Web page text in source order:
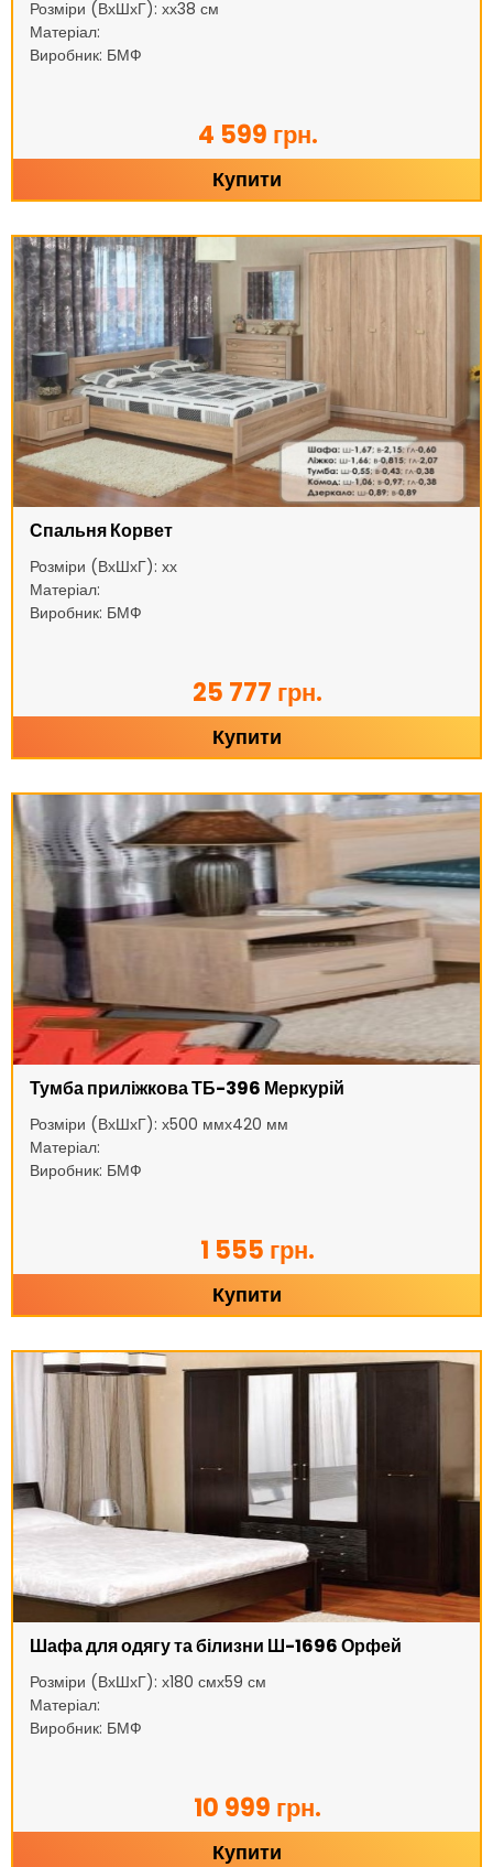
Розміри (ВхШхГ): хх38 см
Матеріал:
Виробник: БМФ
4 599 грн.
Купити
Спальня Корвет
Розміри (ВхШхГ): хх
Матеріал:
Виробник: БМФ
25 777 грн.
Купити
Тумба приліжкова ТБ-396 Меркурій
Розміри (ВхШхГ): х500 ммх420 мм
Матеріал:
Виробник: БМФ
1 555 грн.
Купити
Шафа для одягу та білизни Ш-1696 Орфей
Розміри (ВхШхГ): х180 смх59 см
Матеріал:
Виробник: БМФ
10 999 грн.
Купити